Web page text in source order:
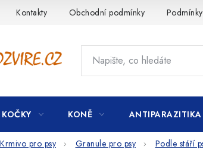
Kontakty Obchodní podmínky
KOČKY KONĚ ANTIPARAZITIKA
Krmivo pro psy Granule pro psy Podle stáří